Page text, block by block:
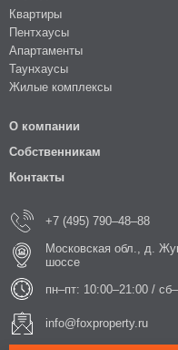
Квартиры
Пентхаусы
Апартаменты
Таунхаусы
Жилые комплексы
О компании
Собственникам
Контакты
+7 (495) 790–48–88
Московская обл., д.
шоссе
пн–пт: 10:00–21:00 /
info@foxproperty.ru